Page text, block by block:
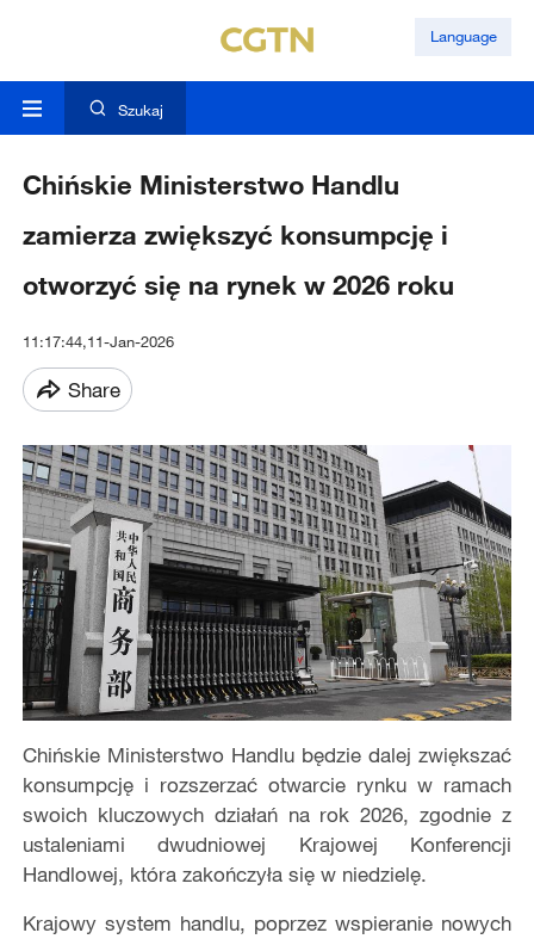
Language
Szukaj
Chińskie Ministerstwo Handlu
zamierza zwiększyć konsumpcję i
otworzyć się na rynek w 2026 roku
11:17:44,11-Jan-2026
Share
Chińskie Ministerstwo Handlu będzie dalej zwiększać
konsumpcję i rozszerzać otwarcie rynku w ramach
swoich kluczowych działań na rok 2026, zgodnie z
ustaleniami dwudniowej Krajowej Konferencji
Handlowej, która zakończyła się w niedzielę.
Krajowy system handlu, poprzez wspieranie nowych